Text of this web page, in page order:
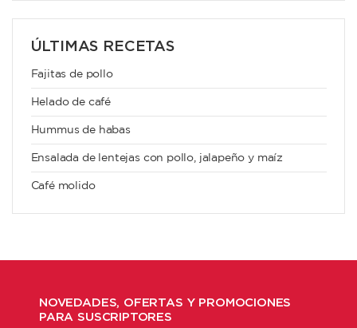
ÚLTIMAS RECETAS
Fajitas de pollo
Helado de café
Hummus de habas
Ensalada de lentejas con pollo, jalapeño y maíz
Café molido
NOVEDADES, OFERTAS Y PROMOCIONES
PARA SUSCRIPTORES